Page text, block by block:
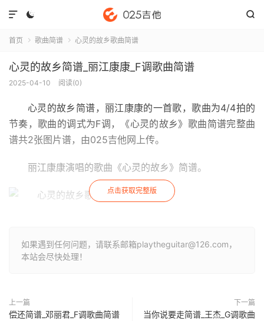
 

首页  歌曲简谱  心灵的故乡歌曲简谱
心灵的故乡简谱_丽江康康_F调歌曲简谱
2025-04-10 阅读(0)
心灵的故乡简谱，丽江康康的一首歌，歌曲为4/4拍的
节奏，歌曲的调式为F调，《心灵的故乡》歌曲简谱完整曲
谱共2张图片谱，由025吉他网上传。
丽江康康演唱的歌曲《心灵的故乡》简谱。
点击获取完整版
如果遇到任何问题，请联系邮箱playtheguitar@126.com，
本站会尽快处理！
上一篇
偿还简谱_邓丽君_F调歌曲简谱
下一篇
当你说要走简谱_王杰_G调歌曲